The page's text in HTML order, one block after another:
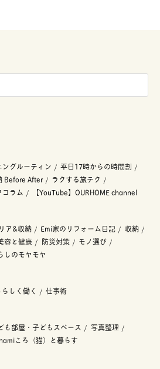
グルーティン
平日17時からの時間割
Before After
ラクする旅テク
ラム 【YouTube】OURHOME channel
ア&収納 Emi家のリフォーム日記
収納
容と健康 防災対策
モノ選び
しのモヤモヤ
しく働く 仕事術
も部屋・子どもスペース
写真整理
ころ（猫）と暮らす